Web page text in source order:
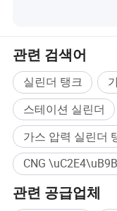
관련 검색어
실린더 탱크
스테이션 실린더
가스 압력 실린더
CNG
관련 공급업체